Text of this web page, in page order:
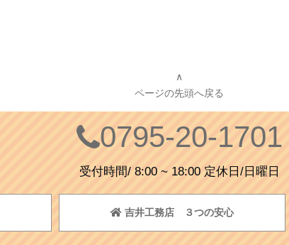
∧
ページの先頭へ戻る
0795-20-1701
受付時間/ 8:00 ~ 18:00 定休日/日曜日
吉井工務店 ３つの安心